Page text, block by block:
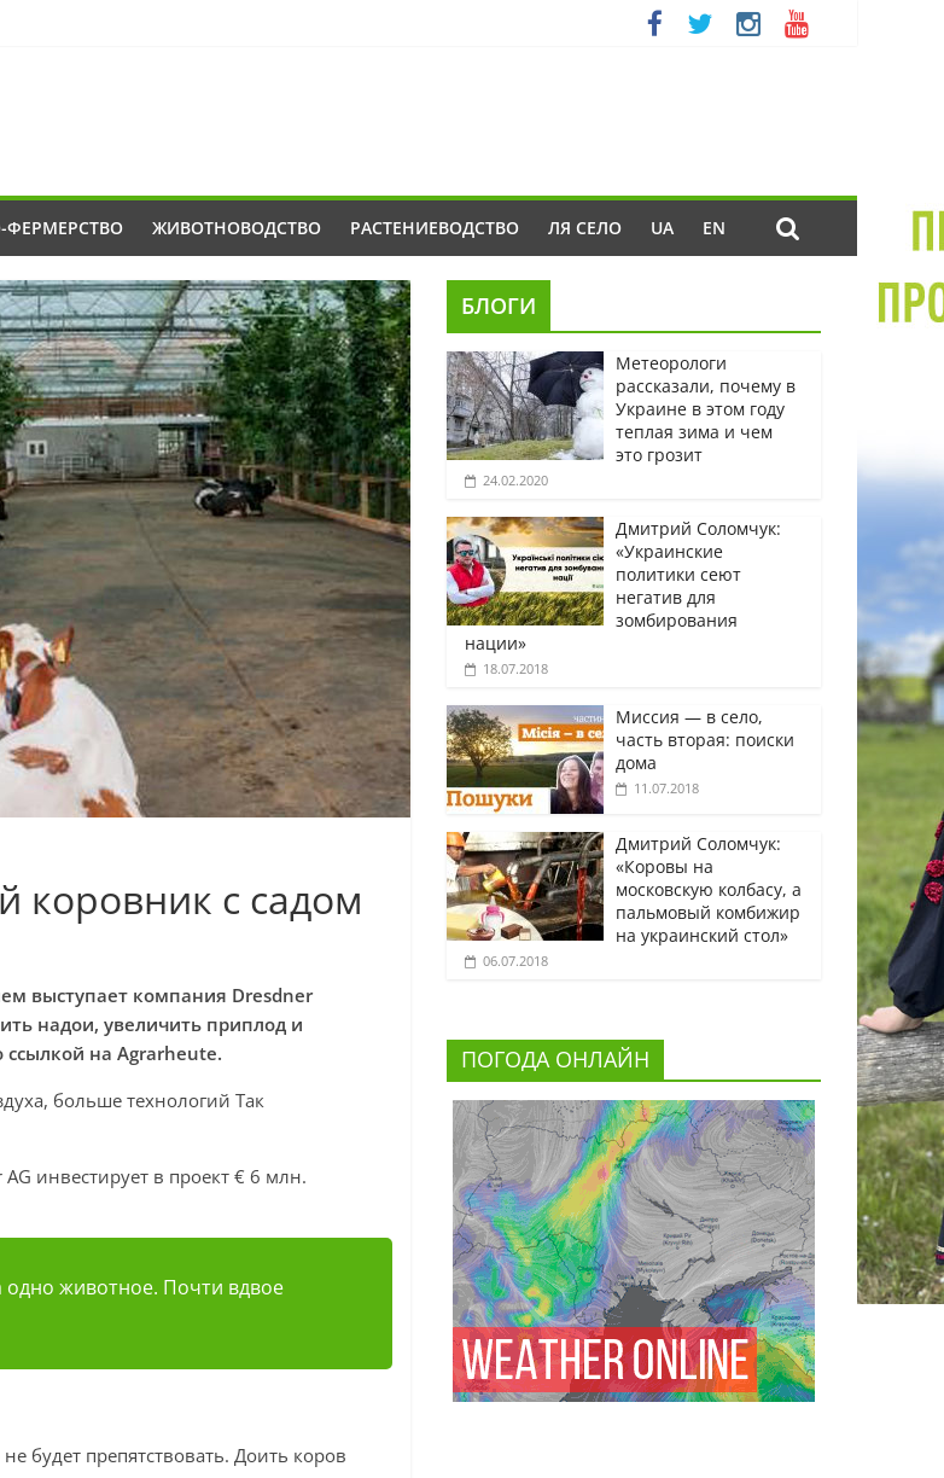
ФЕРМЕРСТВО ЖИВОТНОВОДСТВО РАСТЕНИЕВОДСТВО ЛЯ СЕЛО UA EN
коровник с садом
выступает компания Dresdner
надои, увеличить приплод и
ссылкой на Agrarheute.
больше технологий Так
инвестирует в проект € 6 млн.
животное. Почти вдвое
будет препятствовать. Доить коров
БЛОГИ
Метеорологи
рассказали, почему в
Украине в этом году
теплая зима и чем
это грозит
24.02.2020
Дмитрий Соломчук:
«Украинские
политики сеют
негатив для
зомбирования
нации»
18.07.2018
Миссия — в село,
часть вторая: поиски
дома
11.07.2018
Дмитрий Соломчук:
«Коровы на
московскую колбасу, а
пальмовый комбижир
на украинский стол»
06.07.2018
ПОГОДА ОНЛАЙН